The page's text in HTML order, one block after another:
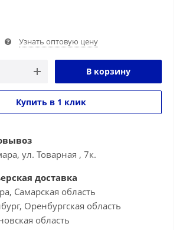
Узнать оптовую цену
В корзину
Купить в 1 клик
ул. Товарная , 7к.
доставка
Самарская область
Оренбургская область
область